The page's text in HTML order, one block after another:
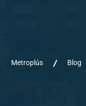
Metroplús Blog